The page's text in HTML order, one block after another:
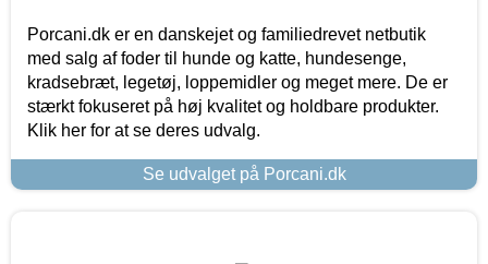
Porcani.dk er en danskejet og familiedrevet netbutik
med salg af foder til hunde og katte, hundesenge,
kradsebræt, legetøj, loppemidler og meget mere. De er
stærkt fokuseret på høj kvalitet og holdbare produkter.
Klik her for at se deres udvalg.
Se udvalget på Porcani.dk